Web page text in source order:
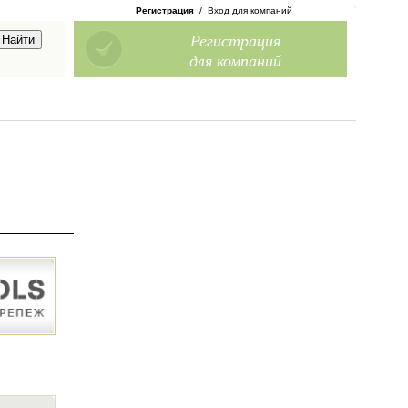
Регистрация / Вход для компаний
Регистрация
для компаний